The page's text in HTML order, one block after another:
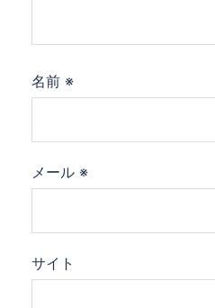
名前 ※
メール ※
サイト